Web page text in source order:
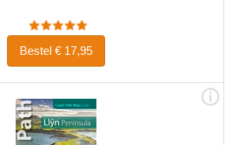
Bestel € 17,95